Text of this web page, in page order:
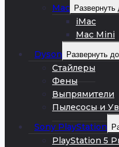
Mac
iMac
Mac Mini
Dyson
Развернуть
Стайлеры
Фены
Выпрямители
Пылесосы и
Sony PlayStation
PlayStation 5